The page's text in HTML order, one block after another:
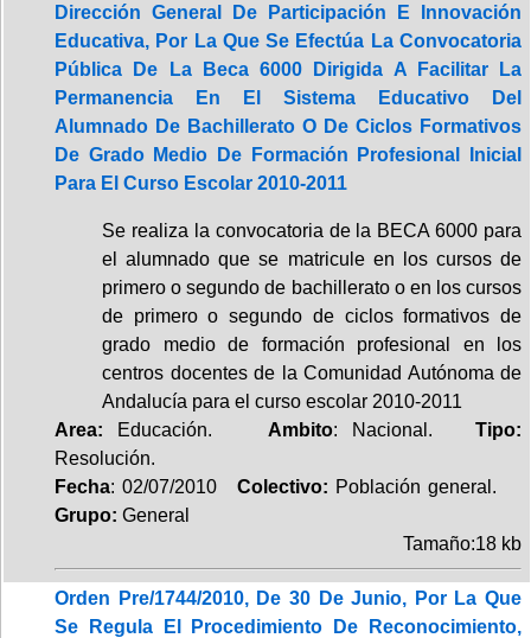
Dirección General De Participación E Innovación
Educativa, Por La Que Se Efectúa La Convocatoria
Pública De La Beca 6000 Dirigida A Facilitar La
Permanencia En El Sistema Educativo Del
Alumnado De Bachillerato O De Ciclos Formativos
De Grado Medio De Formación Profesional Inicial
Para El Curso Escolar 2010-2011
Se realiza la convocatoria de la BECA 6000 para
el alumnado que se matricule en los cursos de
primero o segundo de bachillerato o en los cursos
de primero o segundo de ciclos formativos de
grado medio de formación profesional en los
centros docentes de la Comunidad Autónoma de
Andalucía para el curso escolar 2010-2011
Area: Educación. Ambito: Nacional.Tipo:
Resolución.
Fecha: 02/07/2010Colectivo: Población general.
Grupo: General
Tamaño:18 kb
Orden Pre/1744/2010, De 30 De Junio, Por La Que
Se Regula El Procedimiento De Reconocimiento,